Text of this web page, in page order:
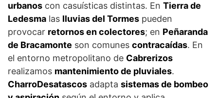
urbanos con casuísticas distintas. En Tierra de
Ledesma las lluvias del Tormes pueden
provocar retornos en colectores; en Peñaranda
de Bracamonte son comunes contracaídas. En
el entorno metropolitano de Cabrerizos
realizamos mantenimiento de pluviales.
CharroDesatascos adapta sistemas de bombeo